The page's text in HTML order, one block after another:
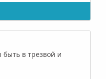
в трезвой и